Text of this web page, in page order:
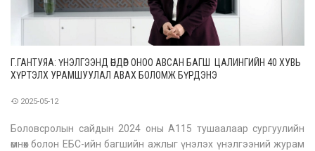
Г.ГАНТУЯА: ҮНЭЛГЭЭНД ӨНДӨР ОНОО АВСАН БАГШ ЦАЛИНГИЙН 40 ХУВЬ
ХҮРТЭЛХ УРАМШУУЛАЛ АВАХ БОЛОМЖ БҮРДЭНЭ
2025-05-12
Боловсролын сайдын 2024 оны А115 тушаалаар сургуулийн
өмнөх болон ЕБС-ийн багшийн ажлыг үнэлэх үнэлгээний журам